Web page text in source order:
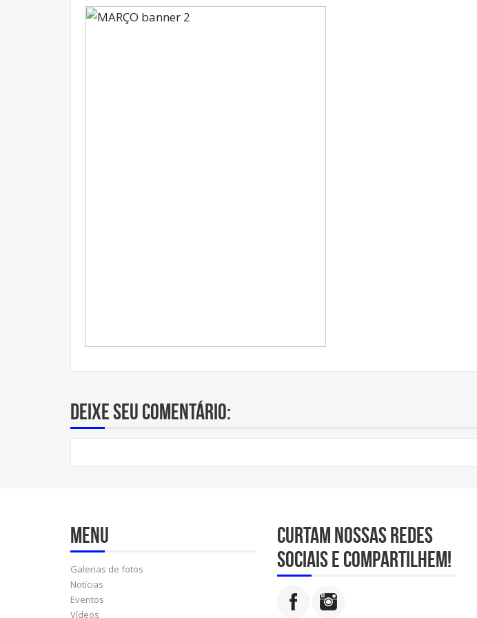
Deixe seu comentário:
Menu
Galerias de fotos
Notícias
Eventos
Vídeos
Curtam nossas redes
sociais e compartilhem!